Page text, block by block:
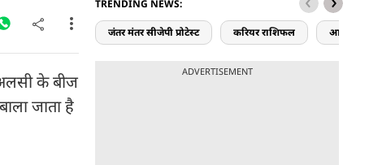
के बीज
जाता है
TRENDING NEWS:
जंतर मंतर सीजेपी प्रोटेस्ट करियर राशिफल आज का
ADVERTISEMENT